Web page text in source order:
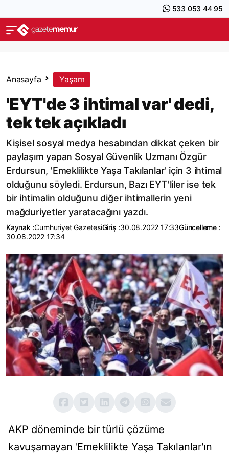
533 053 44 95
Anasayfa Yaşam
'EYT'de 3 ihtimal var' dedi,
tek tek açıkladı
Kişisel sosyal medya hesabından dikkat çeken bir
paylaşım yapan Sosyal Güvenlik Uzmanı Özgür
Erdursun, 'Emeklilikte Yaşa Takılanlar' için 3 ihtimal
olduğunu söyledi. Erdursun, Bazı EYT'liler ise tek
bir ihtimalin olduğunu diğer ihtimallerin yeni
mağduriyetler yaratacağını yazdı.
Kaynak :Cumhuriyet GazetesiGiriş :30.08.2022 17:33Güncelleme :
30.08.2022 17:34
AKP döneminde bir türlü çözüme
kavuşamayan 'Emeklilikte Yaşa Takılanlar'ın